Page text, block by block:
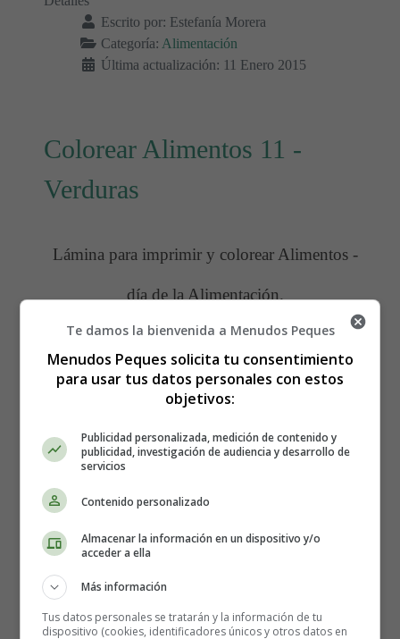
Escrito por: Estefanía Morera
Categoría: Alimentación
Última actualización: 11 Enero 2015
Colorear Alimentos 11 -
Verduras
Lámina para imprimir y colorear Alimentos -
día de la Alimentación.
primero en el ordenador.
Lámina dibujos Alimentos 11 -
Dibujos Verduras, berenjena.
Te damos la bienvenida a Menudos Peques
Menudos Peques solicita tu consentimiento
para usar tus datos personales con estos
objetivos:
Publicidad personalizada, medición de contenido y
publicidad, investigación de audiencia y desarrollo de
servicios
Contenido personalizado
Almacenar la información en un dispositivo y/o
acceder a ella
Más información
Tus datos personales se tratarán y la información de tu
dispositivo (cookies, identificadores únicos y otros datos en